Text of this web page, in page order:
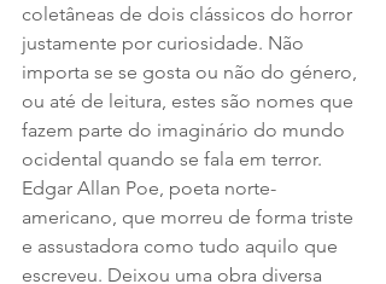
coletâneas de dois clássicos do horror
justamente por curiosidade. Não
importa se se gosta ou não do género,
ou até de leitura, estes são nomes que
fazem parte do imaginário do mundo
ocidental quando se fala em terror.
Edgar Allan Poe, poeta norte-
americano, que morreu de forma triste
e assustadora como tudo aquilo que
escreveu. Deixou uma obra diversa